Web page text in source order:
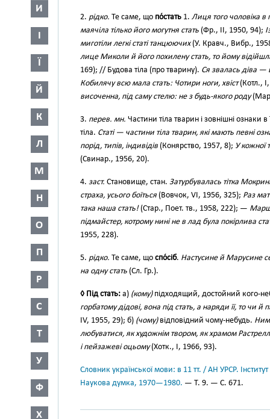
И
І
Ї
Й
К
Л
М
Н
О
П
Р
С
Т
У
Ф
Х
2. рідко. Те саме, що по́стать 1. Лиця того чоловіка в
маячіла тілько його могутня стать (Фр., II, 1950, 94);
миготіли легкі статі танцюючих(У. Кравч., Вибр.,
лице Миколи й його похилену стать, то йому
169); // Будова тіла (про тварину). Ся звалась діва
Кобилячу всю мала стать: Чотири ноги, хвіст(Котл.,
височенна, під саму стелю: не з будь-якого роду
3. перев. мн. Частини тіла тварин і зовнішні ознаки
тіла. Статі — частини тіла тварин, які мають певні
порід, типів, індивідів (Конярство, 1957, 8); У кожної
(Свинар., 1956, 20).
4. заст. Становище, стан. Затурбувалась тітка
страха, усього боїться (Вовчок, VI, 1956, 325); Раз
така наша стать!(Стар., Поет. тв., 1958, 222); — Марш
підмайстер, котрому нині не в лад була покірлива
1955, 228).
5. рідко. Те саме, що спо́сіб. Настусине й Марусине
на одну стать (Сл. Гр.).
◊ Під стать: а) (кому)підходящий, достойний кого-
горбатому дідові, вона під стать, а наряди її, то чи
IV, 1955, 29); б) (чому)відповідний чому-небудь.
любуватися, як художнім твором, як храмом
і пейзажеві оцьому(Хотк., І, 1966, 93).
Словник української мови: в 11 тт. / АН УРСР.
Наукова думка, 1970—1980. — Т. 9. — С. 671.